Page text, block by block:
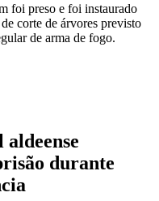
foi preso e foi instaurado
corte de árvores previsto
de arma de fogo.
durante